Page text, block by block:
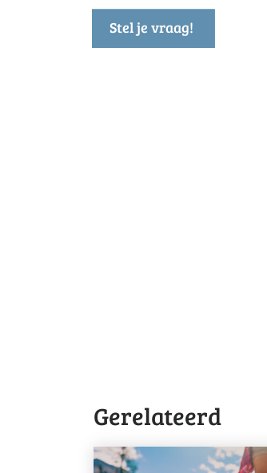
Stel je vraag!
Gerelateerd